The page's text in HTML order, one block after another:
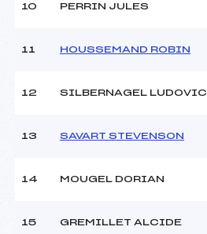
10 PERRIN JULES
11 HOUSSEMAND ROBIN
12 SILBERNAGEL LUDOVIC
13 SAVART STEVENSON
14 MOUGEL DORIAN
15 GREMILLET ALCIDE